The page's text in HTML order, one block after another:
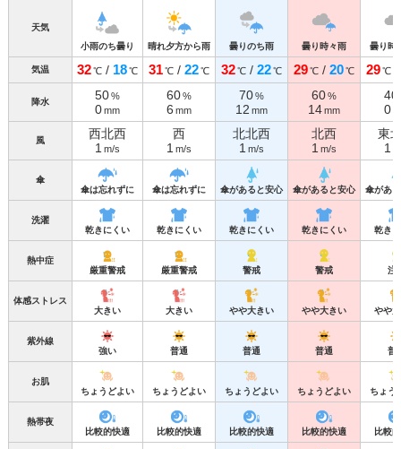
天気
小雨のち曇り
晴れ夕方から雨 曇りのち雨 曇り時々雨 曇り時
気温 32℃/ 18℃ 31℃/ 22℃ 32℃/ 22℃ 29℃/ 20℃ 29℃/
降水 50%
0mm
60%
6 mm
70%
12 mm
60%
14mm
40
0
風
西北西
1 m/s
西
1 m/s
北北西
1 m/s
北西
1 m/s
東
1
傘
傘は忘れずに
傘は忘れずに 傘があると安心 傘があると安心 傘があ
洗濯
乾きにくい
乾きにくい 乾きにくい 乾きにくい 乾き
熱中症
厳重警戒
厳重警戒 警戒 警戒 注
体感ストレス
大きい
大きい やや大きい やや大きい やや
紫外線
強い
普通 普通 普通 普
お肌
ちょうどよい
ちょうどよい ちょうどよい ちょうどよい ちょう
熱帯夜
比較的快適
比較的快適 比較的快適 比較的快適 比較